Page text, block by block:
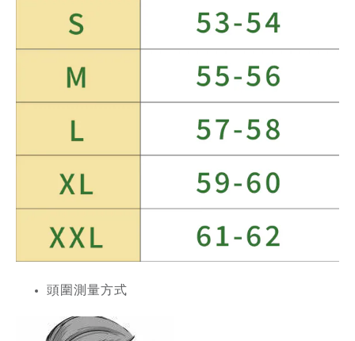
頭圍測量方式